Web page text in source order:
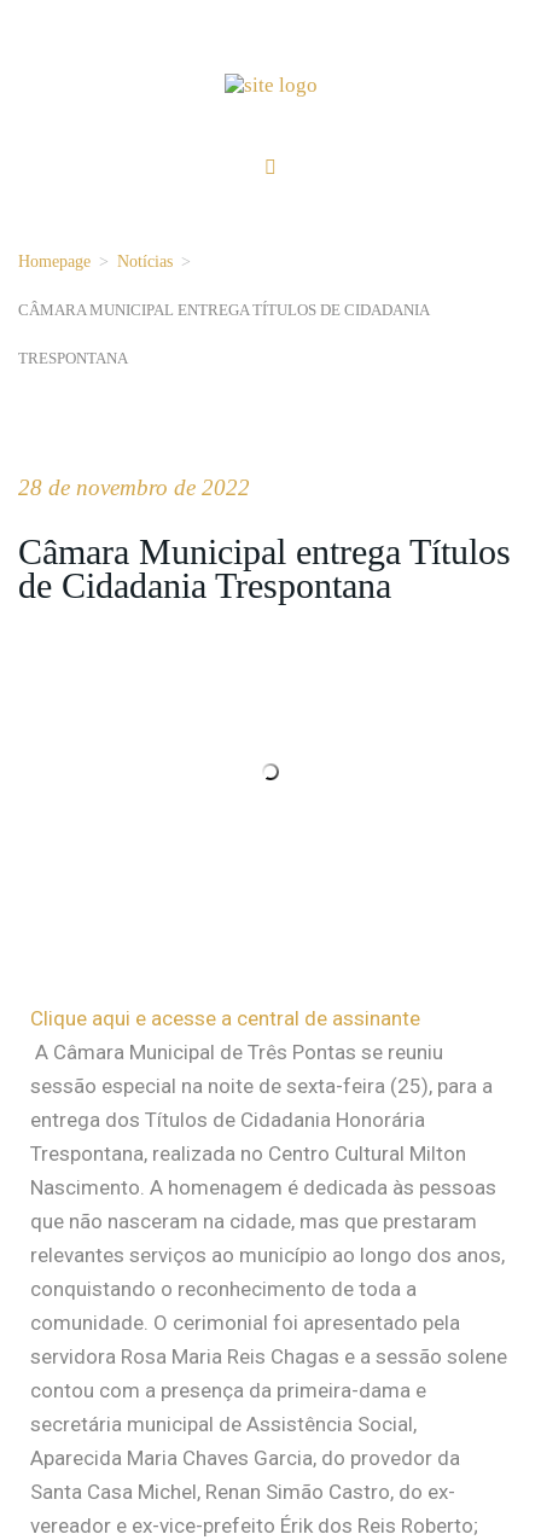
Homepage > Notícias >
CÂMARA MUNICIPAL ENTREGA TÍTULOS DE CIDADANIA
TRESPONTANA
28 de novembro de 2022
Câmara Municipal entrega Títulos
de Cidadania Trespontana
Clique aqui e acesse a central de assinante
A Câmara Municipal de Três Pontas se reuniu
sessão especial na noite de sexta-feira (25), para a
entrega dos Títulos de Cidadania Honorária
Trespontana, realizada no Centro Cultural Milton
Nascimento. A homenagem é dedicada às pessoas
que não nasceram na cidade, mas que prestaram
relevantes serviços ao município ao longo dos anos,
conquistando o reconhecimento de toda a
comunidade. O cerimonial foi apresentado pela
servidora Rosa Maria Reis Chagas e a sessão solene
contou com a presença da primeira-dama e
secretária municipal de Assistência Social,
Aparecida Maria Chaves Garcia, do provedor da
Santa Casa Michel, Renan Simão Castro, do ex-
vereador e ex-vice-prefeito Érik dos Reis Roberto;